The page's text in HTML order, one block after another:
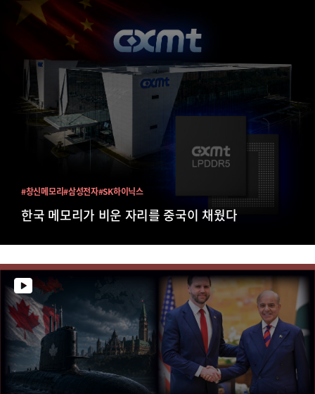
한국 메모리가 비운 자리를 중국이 채웠다
#창신메모리#삼성전자#SK하이닉스